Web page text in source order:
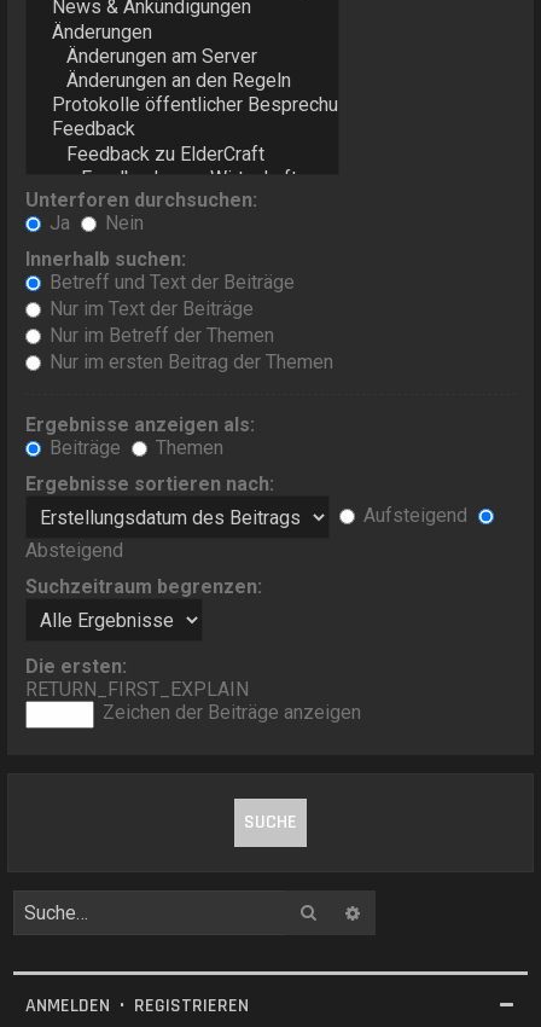
Unterforen durchsuchen:
Ja
Nein
Innerhalb suchen:
Betreff und Text der Beiträge
Nur im Text der Beiträge
Nur im Betreff der Themen
Nur im ersten Beitrag der Themen
Ergebnisse anzeigen als:
Beiträge
Themen
Ergebnisse sortieren nach:
Aufsteigend
Absteigend
Suchzeitraum begrenzen:
Die ersten:
RETURN_FIRST_EXPLAIN
Zeichen der Beiträge anzeigen
Suche
ANMELDEN • REGISTRIEREN